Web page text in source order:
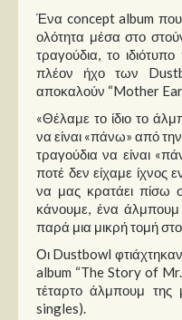
Νέα
Στήλες
Polls
Small Talk
Blog
Ένα concept album
ολότητα μέσα στο
τραγούδια, το
πλέον ήχο των
αποκαλούν “Mother
«Θέλαμε το ίδιο το
να είναι «πάνω» από
τραγούδια να είναι
ποτέ δεν είχαμε ίχνος
να μας κρατάει πίσω
κάνουμε, ένα
παρά μια μικρή τομή
Οι Dustbowl
album “The Story of Mr.
τέταρτο άλμπουμ
singles).